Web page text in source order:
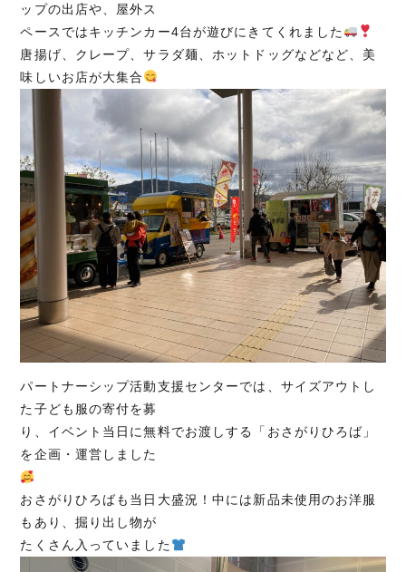
ップの出店や、屋外ス
ペースではキッチンカー4台が遊びにきてくれました
唐揚げ、クレープ、サラダ麺、ホットドッグなどなど、美
味しいお店が大集合
パートナーシップ活動支援センターでは、サイズアウトし
た子ども服の寄付を募
り、イベント当日に無料でお渡しする「おさがりひろば」
を企画・運営しました
おさがりひろばも当日大盛況！中には新品未使用のお洋服
もあり、掘り出し物が
たくさん入っていました